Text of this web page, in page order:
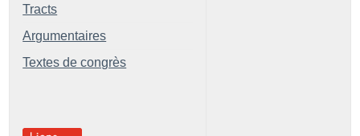
Tracts
Argumentaires
Textes de congrès